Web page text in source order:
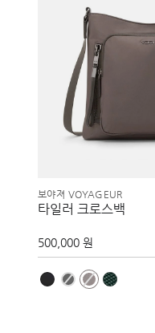
보야져 VOYAGEUR
타일러 크로스백
500,000 원